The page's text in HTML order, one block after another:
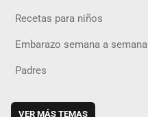
Recetas para niños
Embarazo semana a semana
Padres
VER MÁS TEMAS